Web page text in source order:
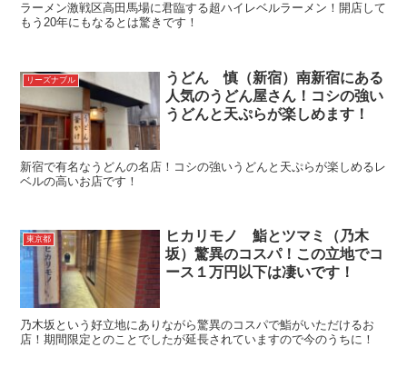
ラーメン激戦区高田馬場に君臨する超ハイレベルラーメン！開店して
もう20年にもなるとは驚きです！
リーズナブル
うどん 慎（新宿）南新宿にある
人気のうどん屋さん！コシの強い
うどんと天ぷらが楽しめます！
新宿で有名なうどんの名店！コシの強いうどんと天ぷらが楽しめるレ
ベルの高いお店です！
東京都
ヒカリモノ 鮨とツマミ（乃木
坂）驚異のコスパ！この立地でコ
ース１万円以下は凄いです！
乃木坂という好立地にありながら驚異のコスパで鮨がいただけるお
店！期間限定とのことでしたが延長されていますので今のうちに！